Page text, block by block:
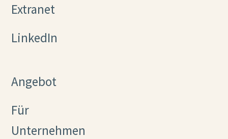
Extranet
LinkedIn
Angebot
Für
Unternehmen